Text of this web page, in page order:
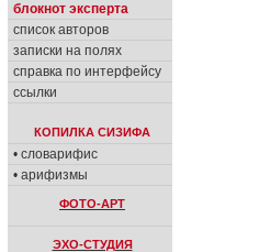
блокнот эксперта
список авторов
записки на полях
справка по интерфейсу
ссылки
КОПИЛКА СИЗИФА
• словарифис
• арифизмы
ФОТО-АРТ
ЭХО-СТУДИЯ